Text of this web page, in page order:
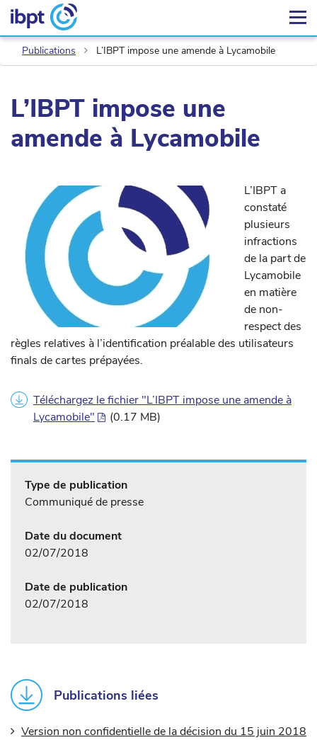
Publications L’IBPT impose une amende à Lycamobile
L’IBPT impose une
amende à Lycamobile
L’IBPT a
constaté
plusieurs
infractions
de la part de
Lycamobile
en matière
de non-
respect des
règles relatives à l’identification préalable des utilisateurs
finals de cartes prépayées.
Téléchargez le fichier "L’IBPT impose une amende à
Lycamobile"
(0.17 MB)
Type de publication
Communiqué de presse
Date du document
02/07/2018
Date de publication
02/07/2018
Publications liées
Version non confidentielle de la décision du 15 juin 2018